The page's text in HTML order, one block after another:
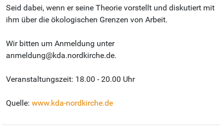
Seid dabei, wenn er seine Theorie vorstellt und diskutiert mit
ihm über die ökologischen Grenzen von Arbeit.
Wir bitten um Anmeldung unter
anmeldung@kda.nordkirche.de.
Veranstaltungszeit: 18.00 - 20.00 Uhr
Quelle: www.kda-nordkirche.de